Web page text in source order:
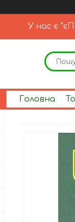
У нас є
Головна